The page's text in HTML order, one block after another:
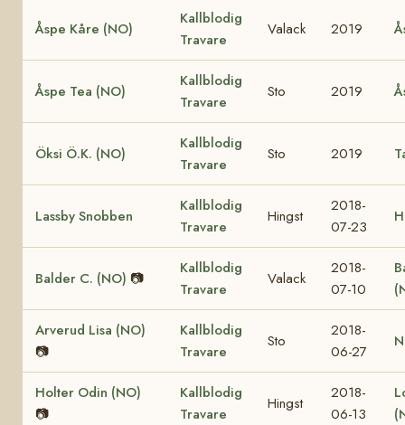
Åspe Kåre (NO)
Kallblodig
Travare
Valack 2019
Åspe Tea (NO)
Kallblodig
Travare
Sto 2019
Öksi Ö.K. (NO)
Kallblodig
Travare
Sto 2019
Lassby Snobben
Kallblodig
Travare
Hingst
2018-
07-23
Balder C. (NO) 📷
Kallblodig
Travare
Valack
2018-
07-10
Arverud Lisa (NO)
📷
Kallblodig
Travare
Sto
2018-
06-27
Holter Odin (NO)
📷
Kallblodig
Travare
Hingst
2018-
06-13